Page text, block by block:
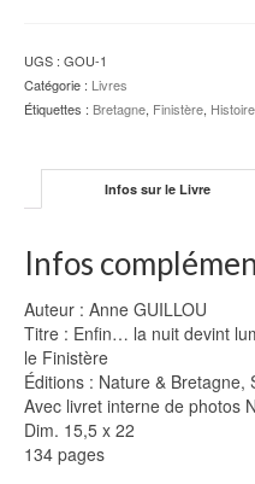
UGS : GOU-1
Catégorie : Livres
Étiquettes : Bretagne, Finistère,
Infos sur le Livre
Infos
Auteur : Anne GUILLOU
Titre : Enfin… la nuit devint
le Finistère
Éditions : Nature & Bretagne,
Avec livret interne de photos
Dim. 15,5 x 22
134 pages